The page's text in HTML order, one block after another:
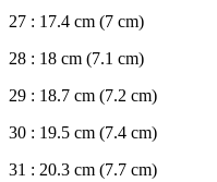
27 : 17.4 cm (7 cm)
28 : 18 cm (7.1 cm)
29 : 18.7 cm (7.2 cm)
30 : 19.5 cm (7.4 cm)
31 : 20.3 cm (7.7 cm)